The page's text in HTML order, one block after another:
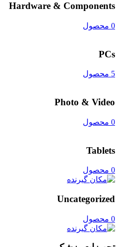
Hardware & Components
0 محصول
PCs
5 محصول
Photo & Video
0 محصول
Tablets
0 محصول
Uncategorized
0 محصول